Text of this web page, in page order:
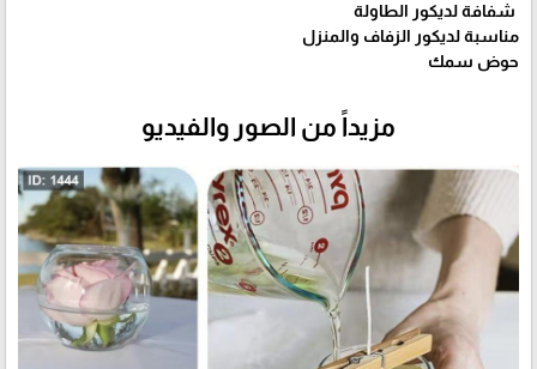
شفافة لديكور الطاولة
مناسبة لديكور الزفاف والمنزل
حوض سمك
مزيداً من الصور والفيديو